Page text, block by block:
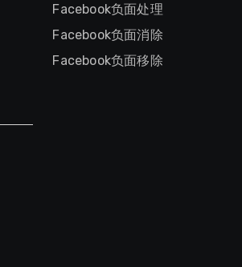
Facebook负面处理
Facebook负面消除
Facebook负面移除